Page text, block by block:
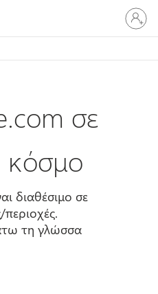
Είσοδος
στον
σε
κόσμο
διαθέσιμο σε
τη γλώσσα